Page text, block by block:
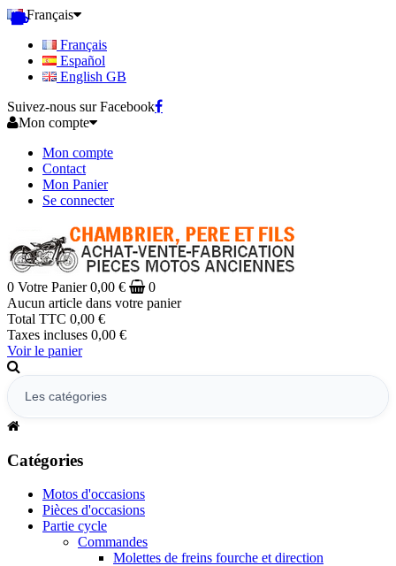
Français
Français
Español
English GB
Suivez-nous sur Facebook
Mon compte
Mon compte
Contact
Mon Panier
Se connecter
0 Votre Panier 0,00 €
0
Aucun article dans votre panier
Total TTC 0,00 €
Taxes incluses 0,00 €
Voir le panier
Catégories
Motos d'occasions
Pièces d'occasions
Partie cycle
Commandes
Molettes de freins fourche et direction